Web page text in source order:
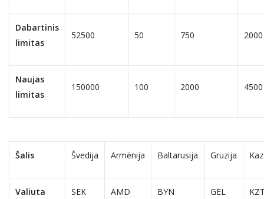
Dabartinis
limitas
52500 50 750 2000
Naujas
limitas
150000 100 2000 4500
Šalis Švedija Armėnija Baltarusija Gruzija
Valiuta SEK AMD BYN GEL